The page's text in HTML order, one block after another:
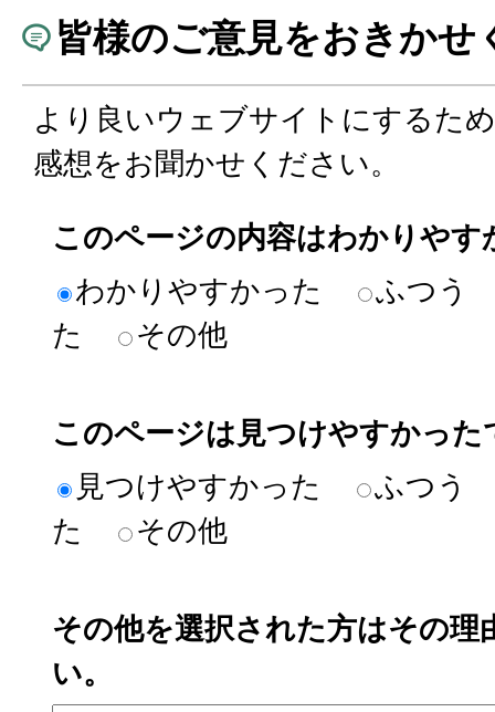
皆様のご意見をおきかせ
より良いウェブサイトにするた
感想をお聞かせください。
このページの内容はわかりやす
わかりやすかった
ふつう
た
その他
このページは見つけやすかった
見つけやすかった
ふつう
た
その他
その他を選択された方はその理
い。